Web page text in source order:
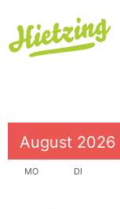
August 2026
MO DI